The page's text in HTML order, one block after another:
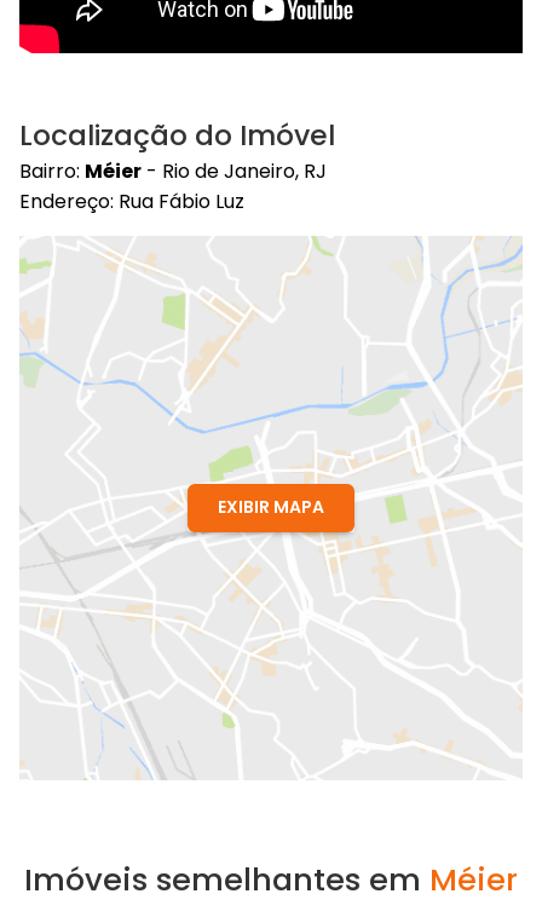
Localização do Imóvel
Bairro: Méier - Rio de Janeiro, RJ
Endereço: Rua Fábio Luz
EXIBIR MAPA
Imóveis semelhantes em Méier